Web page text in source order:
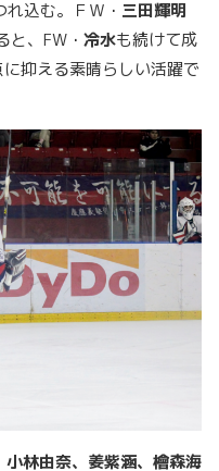
込む。ＦＷ・ 三田輝明
と、FW・ 冷水も続けて成
抑える素晴らしい活躍で
小林由奈、姜紫涵、檜森海